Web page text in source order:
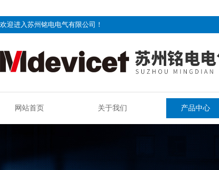
欢迎进入苏州铭电电气有限公司！
网站首页 关于我们 产品中心